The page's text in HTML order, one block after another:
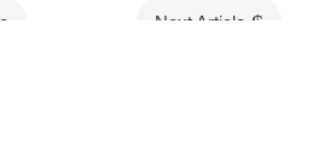
Next Article $